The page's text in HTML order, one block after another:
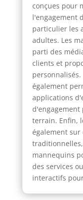
conçues pour
l'engagement
particulier les
adultes. Les
parti des
clients et
également
applications
terrain. Enfin,
également sur
mannequins
des services
interactifs